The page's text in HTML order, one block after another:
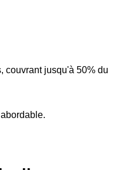
couvrant jusqu'à 50% du